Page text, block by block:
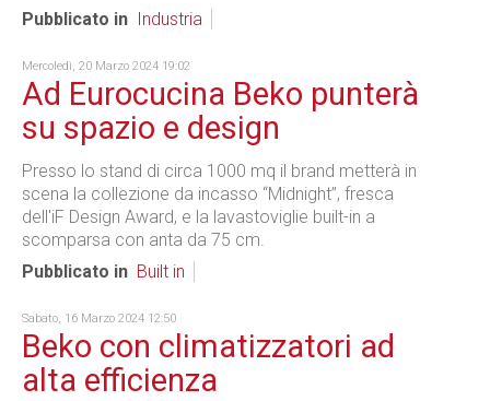
Pubblicato in
Industria
Mercoledì, 20 Marzo 2024 19:02
Ad Eurocucina Beko punterà
su spazio e design
Presso lo stand di circa 1000 mq il brand metterà in
scena la collezione da incasso “Midnight”, fresca
dell'iF Design Award, e la lavastoviglie built-in a
scomparsa con anta da 75 cm.
Pubblicato in Built in
Sabato, 16 Marzo 2024 12:50
Beko con climatizzatori ad
alta efficienza